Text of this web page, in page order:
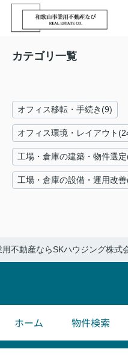
カテゴリ一覧
オフィス移転・手続き(9)
オフィス環境・レイアウト
工場・倉庫の建築・物件選
工場・倉庫の設備・運用改
不動産ならSKハウジング株式
ホーム 物件検索